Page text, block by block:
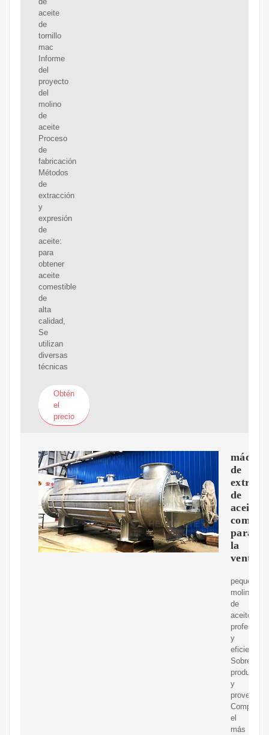
aceite
de
tornillo
mac
Informe
del
proyecto
del
molino
de
aceite
Proceso
de
fabricación
Métodos
de
extracción
y
expresión
de
aceite:
para
obtener
aceite
comestible
de
alta
calidad,
Se
utilizan
diversas
técnicas
Obtén
el
precio
de
de
aceite
para
la
venta
pequeños
molinos
de
aceite
profesional
y
eficiente.
Sobre
producto
y
Compre
el
más